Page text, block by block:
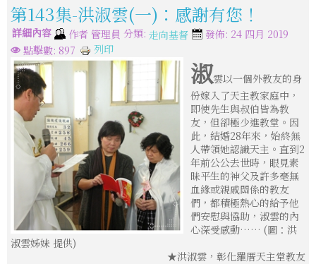
第143集-洪淑雲(一)：感謝有您！
詳細內容 作者 管理員 分類: 走向基督
發佈: 24 四月 2019
點擊數: 897
列印
淑雲以一個外教友的身
份嫁入了天主教家庭中，
即使先生與叔伯皆為教
友，但卻極少進教堂。因
此，結婚28年來，始終無
人帶領她認識天主。直到2
年前公公去世時，眼見素
昧平生的神父及許多毫無
血緣或親戚關係的教友
們，都積極熱心的給予他
們安慰與協助，淑雲的內
心深受感動…… (圖：洪
淑雲姊妹 提供)
★洪淑雲，彰化羅厝天主堂教友